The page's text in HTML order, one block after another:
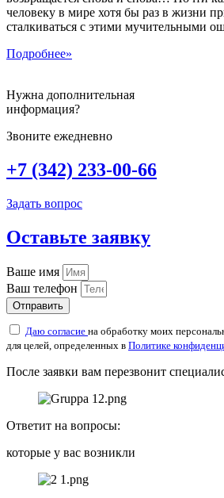
человеку в мире хотя бы раз в жизни
сталкиваться с этими мучительными
Подробнее»
Нужна дополнительная
информация?
Звоните ежедневно
+7 (342) 233-00-66
Задать вопрос
Оставьте заявку
Ваше имя
Ваш телефон
Даю согласие на обработку моих
для целей, определенных в Политике
Отправить
После заявки вам перезвонит
Ответит на вопросы:
которые у вас возникли